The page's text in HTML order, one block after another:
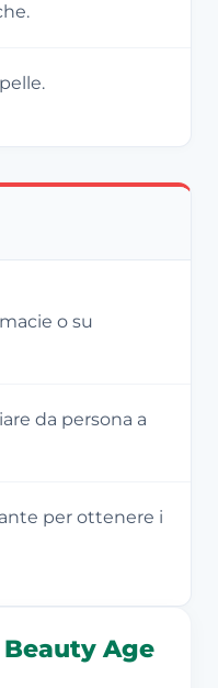
o su
da persona a
per ottenere i
Age